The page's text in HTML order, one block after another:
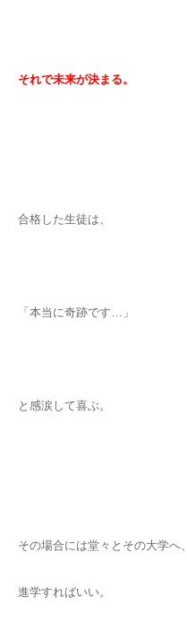
それで未来が決まる。
合格した生徒は、
「本当に奇跡です…」
と感涙して喜ぶ。
その場合には堂々とその大学へ、
進学すればいい。